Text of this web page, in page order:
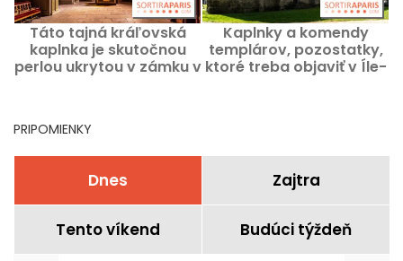
Táto tajná kráľovská
kaplnka je skutočnou
perlou ukrytou v zámku v
Kaplnky a komendy
templárov, pozostatky,
ktoré treba objaviť v Íle-
PRIPOMIENKY
Dnes Zajtra
Tento víkend Budúci týždeň